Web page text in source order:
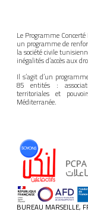
Le Programme Concerté
un programme de
la société civile
inégalités d’accès aux
Il s’agit d’un
85 entités :
territoriales et
Méditerranée.
BUREAU MARSEILLE,